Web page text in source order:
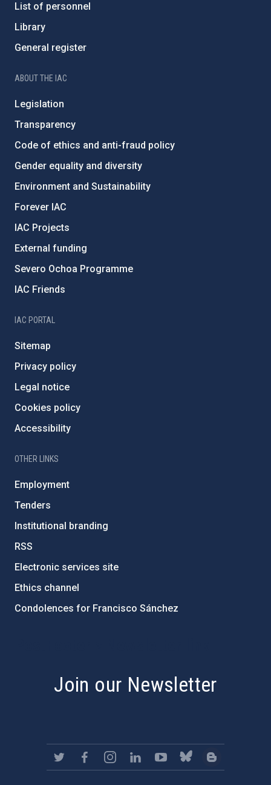
List of personnel
Library
General register
ABOUT THE IAC
Legislation
Transparency
Code of ethics and anti-fraud policy
Gender equality and diversity
Environment and Sustainability
Forever IAC
IAC Projects
External funding
Severo Ochoa Programme
IAC Friends
IAC PORTAL
Sitemap
Privacy policy
Legal notice
Cookies policy
Accessibility
OTHER LINKS
Employment
Tenders
Institutional branding
RSS
Electronic services site
Ethics channel
Condolences for Francisco Sánchez
Join our Newsletter